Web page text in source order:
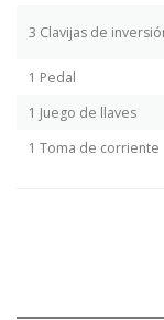
3 Clavijas de
1 Pedal
1 Juego de llaves
1 Toma de corriente